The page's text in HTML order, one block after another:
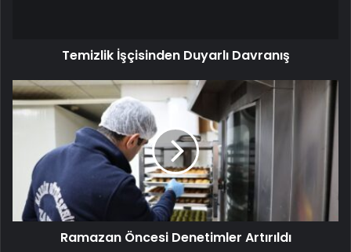
Temizlik İşçisinden Duyarlı Davranış
Ramazan Öncesi Denetimler Artırıldı